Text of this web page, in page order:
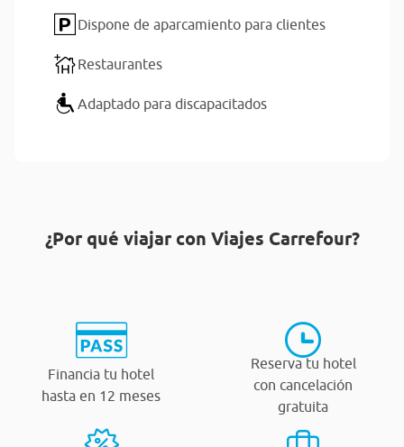
Dispone de aparcamiento para clientes
Restaurantes
Adaptado para discapacitados
¿Por qué viajar con Viajes Carrefour?
Financia tu hotel
hasta en 12 meses
Reserva tu hotel
con cancelación
gratuita